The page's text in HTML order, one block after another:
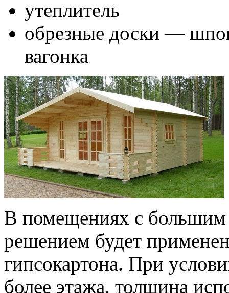
утеплитель
обрезные доски —
вагонка
В помещениях с
решением будет
гипсокартона. При
более этажа, толщина